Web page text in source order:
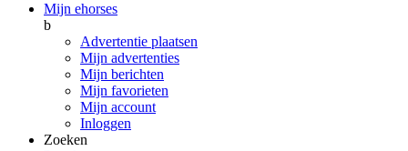
Mijn ehorses
b
Advertentie plaatsen
Mijn advertenties
Mijn berichten
Mijn favorieten
Mijn account
Inloggen
Zoeken